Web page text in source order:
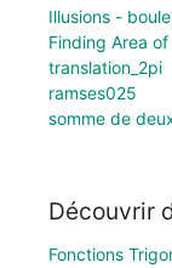
Illusions -
translation_2pi
ramses025
somme de
Découvrir
Fonctions